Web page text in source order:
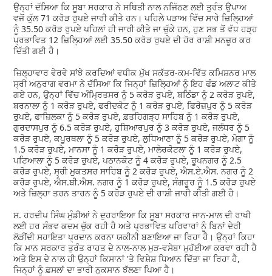
ਉਨ੍ਹਾਂ ਦੱਸਿਆ ਕਿ ਸੂਬਾ ਸਰਕਾਰ ਨੇ ਸਥਿਤੀ ਨਾਲ ਨਜਿੱਠਣ ਲਈ ਤੁਰੰਤ ਉਪਾਅ
ਵਜੋਂ ਕੁੱਲ 71 ਕਰੋੜ ਰੁਪਏ ਜਾਰੀ ਕੀਤੇ ਹਨ। ਪਹਿਲੇ ਪੜਾਅ ਵਿੱਚ ਸਾਰੇ ਜ਼ਿਲ੍ਹਿਆਂ
ਨੂੰ 35.50 ਕਰੋੜ ਰੁਪਏ ਪਹਿਲਾਂ ਹੀ ਜਾਰੀ ਕੀਤੇ ਜਾ ਚੁੱਕੇ ਹਨ, ਹੁਣ ਸਭ ਤੋਂ ਵੱਧ ਹੜ੍ਹ
ਪ੍ਰਭਾਵਿਤ 12 ਜ਼ਿਲ੍ਹਿਆਂ ਲਈ 35.50 ਕਰੋੜ ਰੁਪਏ ਦੀ ਹੋਰ ਰਾਸ਼ੀ ਮਨਜ਼ੂਰ ਕਰ
ਦਿੱਤੀ ਗਈ ਹੈ।
ਜ਼ਿਲ੍ਹਾਵਾਰ ਵੇਰਵੇ ਸਾਂਝੇ ਕਰਦਿਆਂ ਵਧੀਕ ਮੁੱਖ ਸਕੱਤਰ-ਕਮ-ਵਿੱਤ ਕਮਿਸ਼ਨਰ ਮਾਲ
ਸ੍ਰੀ ਅਨੁਰਾਗ ਵਰਮਾ ਨੇ ਦੱਸਿਆ ਕਿ ਜਿਨ੍ਹਾਂ ਜ਼ਿਲ੍ਹਿਆਂ ਨੂੰ ਇਹ ਫੰਡ ਅਲਾਟ ਕੀਤੇ
ਗਏ ਹਨ, ਉਨ੍ਹਾਂ ਵਿੱਚ ਅੰਮ੍ਰਿਤਸਰ ਨੂੰ 5 ਕਰੋੜ ਰੁਪਏ, ਬਠਿੰਡਾ ਨੂੰ 2 ਕਰੋੜ ਰੁਪਏ,
ਬਰਨਾਲਾ ਨੂੰ 1 ਕਰੋੜ ਰੁਪਏ, ਫਰੀਦਕੋਟ ਨੂੰ 1 ਕਰੋੜ ਰੁਪਏ, ਫਿਰੋਜ਼ਪੁਰ ਨੂੰ 5 ਕਰੋੜ
ਰੁਪਏ, ਫਾਜ਼ਿਲਕਾ ਨੂੰ 5 ਕਰੋੜ ਰੁਪਏ, ਫ਼ਤਹਿਗੜ੍ਹ ਸਾਹਿਬ ਨੂੰ 1 ਕਰੋੜ ਰੁਪਏ,
ਗੁਰਦਾਸਪੁਰ ਨੂੰ 6.5 ਕਰੋੜ ਰੁਪਏ, ਹੁਸ਼ਿਆਰਪੁਰ ਨੂੰ 3 ਕਰੋੜ ਰੁਪਏ, ਜਲੰਧਰ ਨੂੰ 5
ਕਰੋੜ ਰੁਪਏ, ਕਪੂਰਥਲਾ ਨੂੰ 5 ਕਰੋੜ ਰੁਪਏ, ਲੁਧਿਆਣਾ ਨੂੰ 5 ਕਰੋੜ ਰੁਪਏ, ਮੋਗਾ ਨੂੰ
1.5 ਕਰੋੜ ਰੁਪਏ, ਮਾਨਸਾ ਨੂੰ 1 ਕਰੋੜ ਰੁਪਏ, ਮਾਲੇਰਕੋਟਲਾ ਨੂੰ 1 ਕਰੋੜ ਰੁਪਏ,
ਪਟਿਆਲਾ ਨੂੰ 5 ਕਰੋੜ ਰੁਪਏ, ਪਠਾਨਕੋਟ ਨੂੰ 4 ਕਰੋੜ ਰੁਪਏ, ਰੂਪਨਗਰ ਨੂੰ 2.5
ਕਰੋੜ ਰੁਪਏ, ਸ੍ਰੀ ਮੁਕਤਸਰ ਸਾਹਿਬ ਨੂੰ 2 ਕਰੋੜ ਰੁਪਏ, ਐਸ.ਏ.ਐਸ. ਨਗਰ ਨੂੰ 2
ਕਰੋੜ ਰੁਪਏ, ਐਸ.ਬੀ.ਐਸ. ਨਗਰ ਨੂੰ 1 ਕਰੋੜ ਰੁਪਏ, ਸੰਗਰੂਰ ਨੂੰ 1.5 ਕਰੋੜ ਰੁਪਏ
ਅਤੇ ਜ਼ਿਲ੍ਹਾ ਤਰਨ ਤਾਰਨ ਨੂੰ 5 ਕਰੋੜ ਰੁਪਏ ਦੀ ਰਾਸ਼ੀ ਜਾਰੀ ਕੀਤੀ ਗਈ ਹੈ।
ਸ. ਹਰਦੀਪ ਸਿੰਘ ਮੁੰਡੀਆਂ ਨੇ ਦੁਹਰਾਇਆ ਕਿ ਸੂਬਾ ਸਰਕਾਰ ਜਾਨ-ਮਾਲ ਦੀ ਰਾਖੀ
ਲਈ ਹਰ ਸੰਭਵ ਕਦਮ ਚੁੱਕ ਰਹੀ ਹੈ ਅਤੇ ਪ੍ਰਭਾਵਿਤ ਪਰਿਵਾਰਾਂ ਨੂੰ ਬਿਨਾਂ ਦੇਰੀ
ਲੋੜੀਂਦੀ ਸਹਾਇਤਾ ਪ੍ਰਦਾਨ ਕਰਨਾ ਯਕੀਨੀ ਬਣਾਇਆ ਜਾ ਰਿਹਾ ਹੈ। ਉਨ੍ਹਾਂ ਕਿਹਾ
ਕਿ ਮਾਨ ਸਰਕਾਰ ਤੁਰੰਤ ਰਾਹਤ ਦੇ ਨਾਲ-ਨਾਲ ਮੁੜ-ਵਸੇਬਾ ਮੁਹੱਈਆ ਕਰਵਾ ਰਹੀ ਹੈ
ਅਤੇ ਇਸ ਦੇ ਨਾਲ ਹੀ ਉਨ੍ਹਾਂ ਕਿਸਾਨਾਂ 'ਤੇ ਵਿਸ਼ੇਸ਼ ਧਿਆਨ ਦਿੱਤਾ ਜਾ ਰਿਹਾ ਹੈ,
ਜਿਨ੍ਹਾਂ ਨੂੰ ਫ਼ਸਲਾਂ ਦਾ ਭਾਰੀ ਨੁਕਸਾਨ ਝੱਲਣਾ ਪਿਆ ਹੈ।